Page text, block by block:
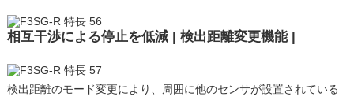
相互干渉による停止を低減 | 検出距離変更機能 |
検出距離のモード変更により、周囲に他のセンサが設置されている